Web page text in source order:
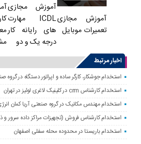
آموزش مجازی
تعمیرات موبایل
آموزش مجازی
ICDL مهارت
های رایانه کار
درجه یک و دو
اخبار مرتبط
استخدام جوشکار، کارگر ساده و اپراتور دستگاه در گروه
استخدام کارشناس crm در کلینیک لاغری لوئیز در تهران
استخدام مهندس مکانیک در گروه صنعتی آریا کمان انرژی
استخدام کارشناس فروش (تجهیزات مراکز داده سرور و
استخدام باریستا در محدوده محله سفلی اصفهان